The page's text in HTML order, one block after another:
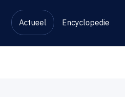
Actueel Encyclopedie